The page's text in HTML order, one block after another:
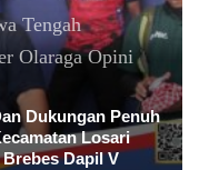
Tengah
Olaraga Opini
Dukungan Penuh
Losari
Dapil V